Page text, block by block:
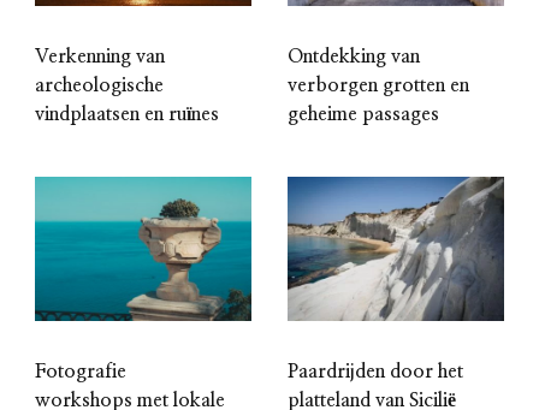
Verkenning van
archeologische
vindplaatsen en ruïnes
Ontdekking van
verborgen grotten en
geheime passages
Fotografie
workshops met lokale
Paardrijden door het
platteland van Sicilië